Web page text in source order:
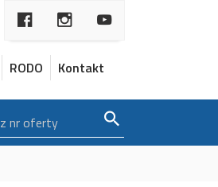
RODO Kontakt